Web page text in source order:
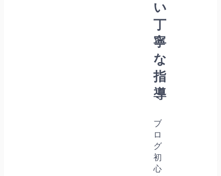
い
丁
寧
な
指
導
ブ
ロ
グ
初
心